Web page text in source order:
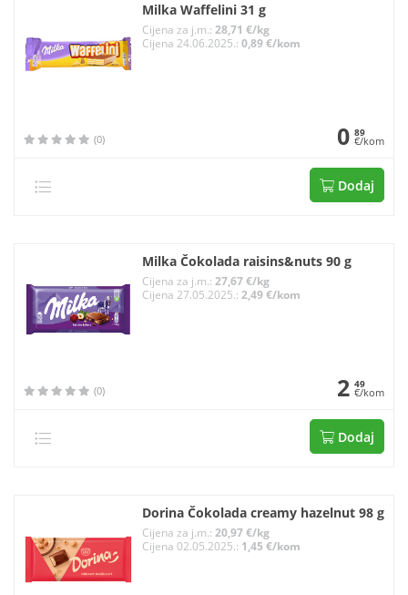
Milka Waffelini 31 g
Cijena za j.m.: 28,71 €/kg
Cijena 24.06.2025.: 0,89 €/kom
(0) 0 89
€/kom
Dodaj
Milka Čokolada raisins&nuts 90 g
Cijena za j.m.: 27,67 €/kg
Cijena 27.05.2025.: 2,49 €/kom
(0) 2 49
€/kom
Dodaj
Dorina Čokolada creamy hazelnut 98 g
Cijena za j.m.: 20,97 €/kg
Cijena 02.05.2025.: 1,45 €/kom